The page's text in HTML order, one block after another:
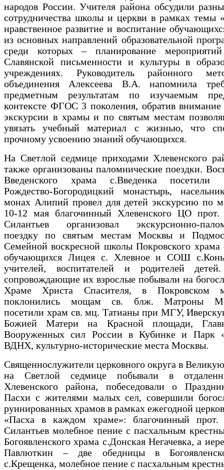
народов России. Учителя района обсудили
сотрудничества школы и церкви в рамках темы
нравственное развитие и воспитание
из основных направлений образовательной
среди которых – планирование
Славянской письменности и культуры в
учреждениях. Руководитель районного
объединения Алексеева В.А. напомнила
предметным результатам по изучаемым
контексте ФГОС 3 поколения, обратив
экскурсии в храмы и по святым местам
увязать учебный материал с жизнью, что
прочному усвоению знаний обучающихся.
На Светлой седмице приходами Хлевенского
также организованы паломнические поездки.
Введенского храма с.Введенка посетили
Рождество-Богородицкий монастырь,
монах Алипий провел для детей экскурсию по
10-12 мая благочинный Хлевенского ЦО
Силантьев организовал экскурсионно-
поездку по святым местам Москвы и
Семейной воскресной школы Покровского храма
обучающихся Лицея с. Хлевное и СОШ с.Конь-
учителей, воспитателей и родителей
сопровождающие их взрослые побывали на
Храме Христа Спасителя, в Покровском
поклонились мощам св. блж. Матроны
посетили храм св. мц. Татианы при МГУ,
Божией Матери на Красной площади,
Вооруженных сил России в Кубинке и Парк
ВДНХ, культурно-исторические места Москвы.
Священнослужители церковного округа в
на Светлой седмице побывали в
Хлевенского района, побеседовали о
Пасхи с жителями малых сел, совершили
руинированных храмов в рамках ежегодной
«Пасха в каждом храме»: благочинный прот.
Силантьев молебное пение с пасхальным
Богоявленского храма с.Донская Негачевка, а
Павлюткин – две обедницы в
с.Крещенка, молебное пение с пасхальным